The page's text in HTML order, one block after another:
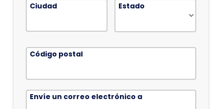
Ciudad Estado
Código postal
Envíe un correo electrónico a